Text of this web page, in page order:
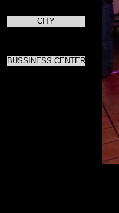
CITY
BUSSINESS CENTER